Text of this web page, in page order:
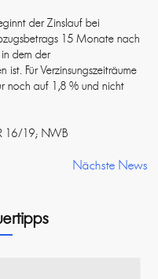
der Zinslauf bei
15 Monate nach
dem der
Für Verzinsungszeiträume
noch auf 1,8 % und nicht
16/19; NWB
Nächste News